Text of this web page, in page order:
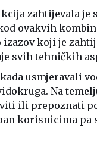
zahtijevala je
ovakvih
izazov koji je
svih tehničkih
usmjeravali
Na
ili prepoznati
korisnicima pa